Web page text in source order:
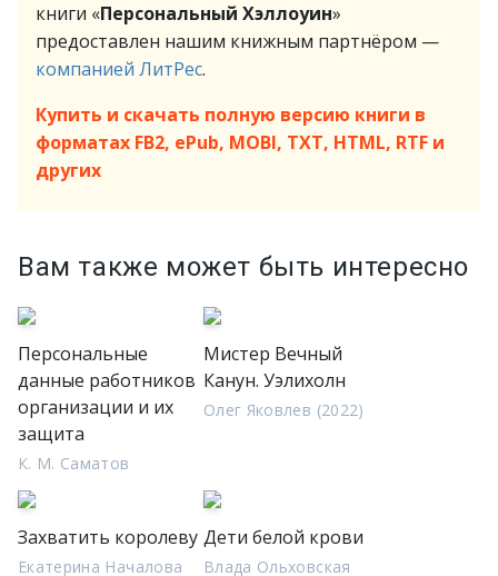
книги «Персональный Хэллоуин»
предоставлен нашим книжным партнёром —
компанией ЛитРес.
Купить и скачать полную версию книги в
форматах FB2, ePub, MOBI, TXT, HTML, RTF и
других
Вам также может быть интересно
Персональные
данные работников
организации и их
защита
К. М. Саматов
Мистер Вечный
Канун. Уэлихолн
Олег Яковлев (2022)
Захватить королеву
Екатерина Началова
Дети белой крови
Влада Ольховская